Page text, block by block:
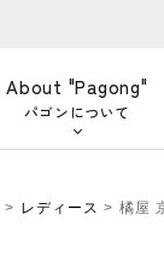
About "Pagong"
パゴンについて
> レディース > 橘屋